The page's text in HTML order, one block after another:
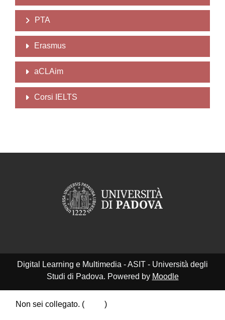
PTA
Erasmus
aCLAim
Corsi IELTS
Digital Learning e Multimedia - ASIT - Università degli
Studi di Padova. Powered by Moodle
Non sei collegato. (
)